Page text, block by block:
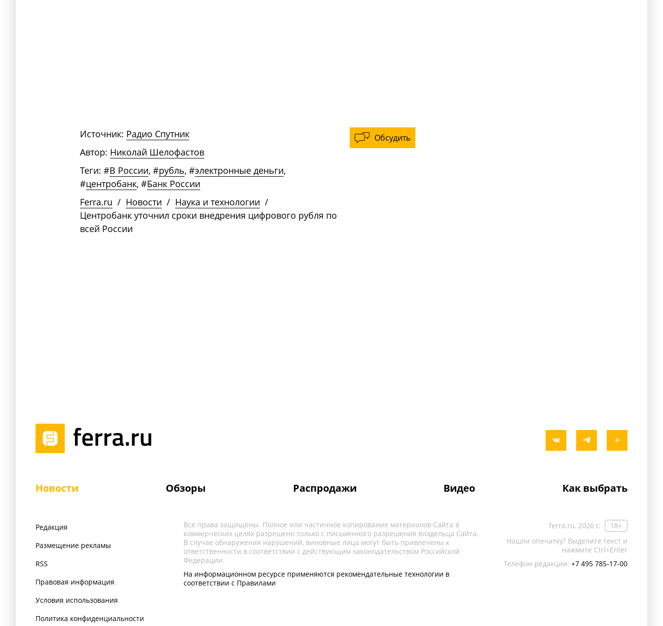
Обсудить
Источник: Радио Спутник
Автор: Николай Шелофастов
Теги: #В России, #рубль, #электронные деньги,
#центробанк, #Банк России
Ferra.ru / Новости / Наука и технологии /
Центробанк уточнил сроки внедрения цифрового рубля по
всей России
Новости Обзоры Распродажи Видео Как выбрать
Редакция
Размещение рекламы
RSS
Правовая информация
Условия использования
Политика конфиденциальности
ferra.ru, 2026 г.
18+
Нашли опечатку? Выделите текст и
нажмите Ctrl+Enter
Телефон редакции: +7 495 785-17-00
Все права защищены. Полное или частичное копирование материалов Сайта в
коммерческих целях разрешено только с письменного разрешения владельца Сайта.
В случае обнаружения нарушений, виновные лица могут быть привлечены к
ответственности в соответствии с действующим законодательством Российской
Федерации.
На информационном ресурсе применяются рекомендательные технологии в
соответствии с Правилами